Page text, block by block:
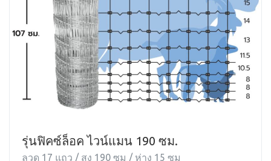
รุ่นฟิคซ์ล็อค ไวน์แมน 190 ซม.
ลวด 17 แถว / สูง 190 ซม / ห่าง 15 ซม